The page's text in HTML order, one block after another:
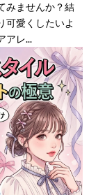
みませんか？結
可愛くしたいよ
アレ...